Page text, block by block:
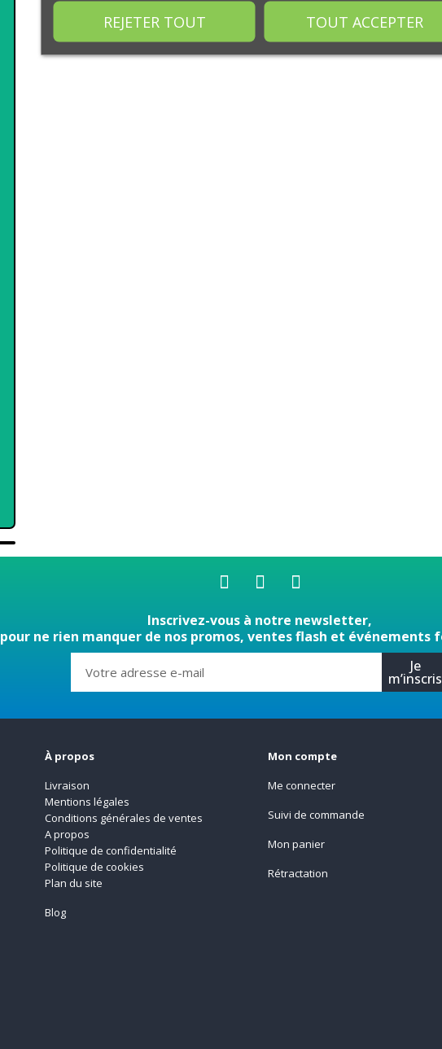
Inscrivez-vous à notre newsletter,
pour ne rien manquer de nos promos, ventes flash et événements
Je
m’inscris
À propos
Livraison
Mentions légales
Conditions générales de ventes
A propos
Politique de confidentialité
Politique de cookies
Plan du site
Blog
Mon compte
Me connecter
Suivi de commande
Mon panier
Rétractation
REJETER TOUT TOUT ACCEPTER